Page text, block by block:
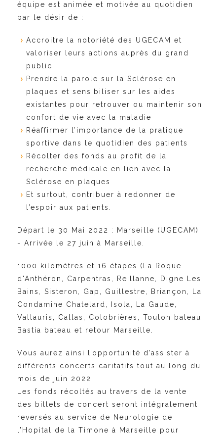
équipe est animée et motivée au quotidien
par le désir de :
Accroitre la notoriété des UGECAM et
valoriser leurs actions auprès du grand
public
Prendre la parole sur la Sclérose en
plaques et sensibiliser sur les aides
existantes pour retrouver ou maintenir son
confort de vie avec la maladie
Réaffirmer l’importance de la pratique
sportive dans le quotidien des patients
Récolter des fonds au profit de la
recherche médicale en lien avec la
Sclérose en plaques
Et surtout, contribuer à redonner de
l’espoir aux patients.
Départ le 30 Mai 2022 : Marseille (UGECAM)
- Arrivée le 27 juin à Marseille.
1000 kilomètres et 16 étapes (La Roque
d'Anthéron, Carpentras, Reillanne, Digne Les
Bains, Sisteron, Gap, Guillestre, Briançon, La
Condamine Chatelard, Isola, La Gaude,
Vallauris, Callas, Colobrières, Toulon bateau,
Bastia bateau et retour Marseille.
Vous aurez ainsi l’opportunité d’assister à
différents concerts caritatifs tout au long du
mois de juin 2022.
Les fonds récoltés au travers de la vente
des bil
lets de concert seront intégralement
reversés au service de Neurologie de
l’Hopital de la Timone à Marseille pour